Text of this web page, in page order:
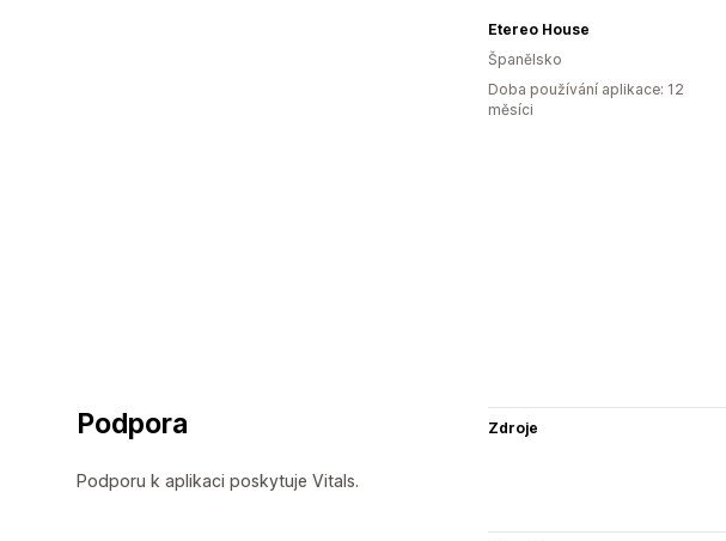
Etereo House
Španělsko
Doba používání aplikace: 12
měsíci
Podpora
Podporu k aplikaci poskytuje Vitals.
Zdroje